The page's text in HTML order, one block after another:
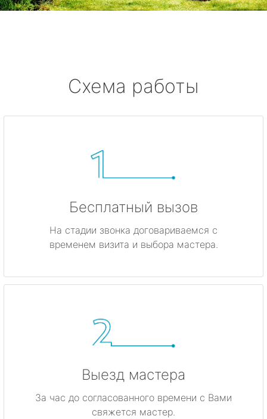
Схема работы
Бесплатный вызов
На стадии звонка договариваемся с
временем визита и выбора мастера.
Выезд мастера
За час до согласованного времени с Вами
свяжется мастер.